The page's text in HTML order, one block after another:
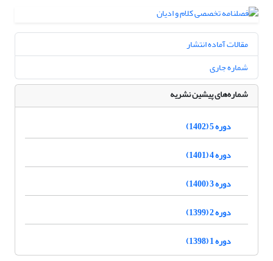
مقالات آماده انتشار
شماره جاری
شماره‌های پیشین نشریه
دوره 5 (1402)
دوره 4 (1401)
دوره 3 (1400)
دوره 2 (1399)
دوره 1 (1398)